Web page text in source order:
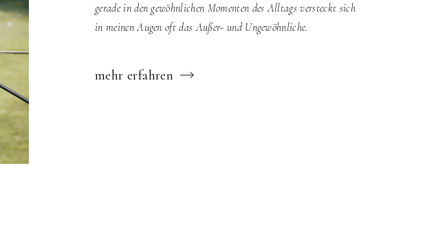
gerade in den gewöhnlichen Momenten des Alltags versteckt sich
in meinen Augen oft das Außer- und Ungewöhnliche.
mehr erfahren